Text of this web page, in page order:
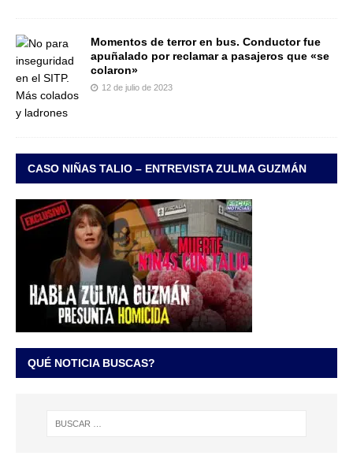
Momentos de terror en bus. Conductor fue
apuñalado por reclamar a pasajeros que «se
colaron»
12 de julio de 2023
CASO NIÑAS TALIO – ENTREVISTA ZULMA GUZMÁN
QUÉ NOTICIA BUSCAS?